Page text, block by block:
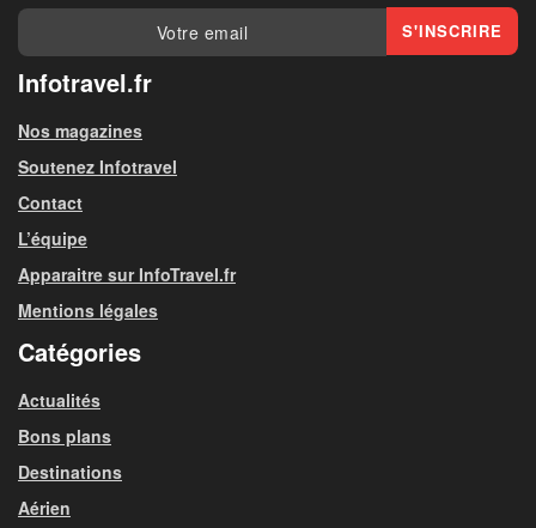
Infotravel.fr
Nos magazines
Soutenez Infotravel
Contact
L’équipe
Apparaitre sur InfoTravel.fr
Mentions légales
Catégories
Actualités
Bons plans
Destinations
Aérien